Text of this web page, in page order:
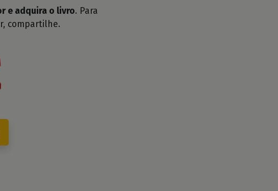
e adquira o livro. Para
compartilhe.